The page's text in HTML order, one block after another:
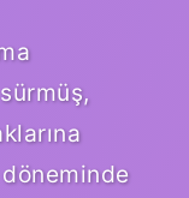
döneminde